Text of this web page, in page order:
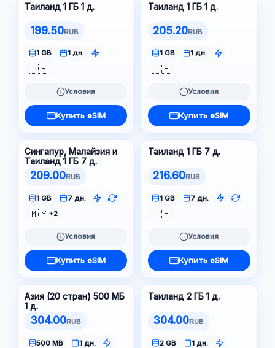
Таиланд 1 ГБ 1 д.
199.50RUB
1 GB 1 дн.
🇹🇭
Условия
Купить eSIM
Таиланд 1 ГБ 1 д.
205.20RUB
1 GB 1 дн.
🇹🇭
Условия
Купить eSIM
Сингапур, Малайзия и
Таиланд 1 ГБ 7 д.
209.00RUB
1 GB 7 дн.
🇲🇾+2
Условия
Купить eSIM
Таиланд 1 ГБ 7 д.
216.60RUB
1 GB 7 дн.
🇹🇭
Условия
Купить eSIM
Азия (20 стран) 500 МБ
1 д.
304.00RUB
500 MB 1 дн.
Таиланд 2 ГБ 1 д.
304.00RUB
2 GB 1 дн.